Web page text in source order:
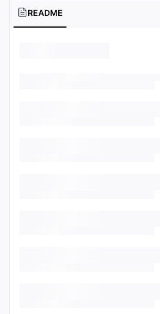
README